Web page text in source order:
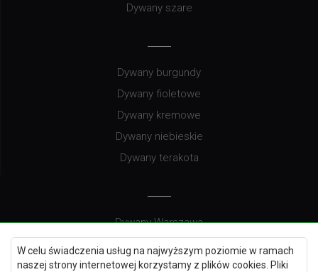
W celu świadczenia usług na najwyższym poziomie w ramach
naszej strony internetowej korzystamy z plików cookies. Pliki
Dywany szare
Dywany burgundy
Dywany fioletowe
Dywany kremowe
Dywany niebieskie
Dywany terakota
Dywany Warszawa
Dywany Wrocław
Dywany Szczecin